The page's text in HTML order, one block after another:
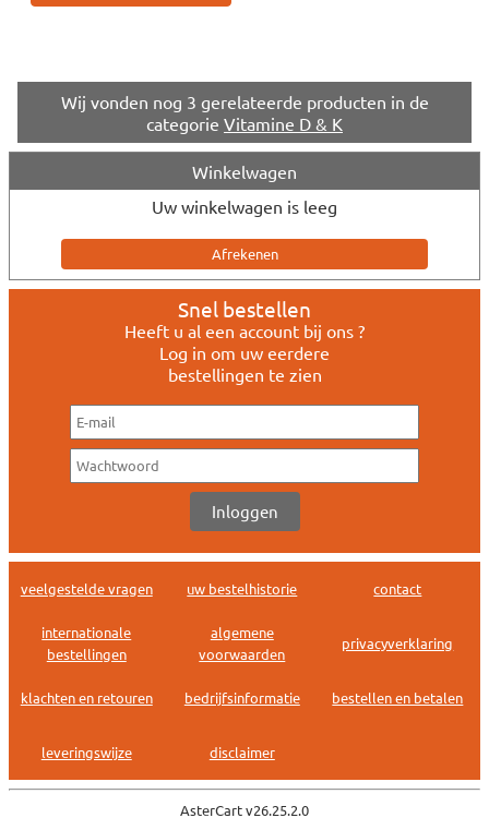
Wij vonden nog 3 gerelateerde producten in de
categorie Vitamine D & K
Winkelwagen
Uw winkelwagen is leeg
Snel bestellen
Heeft u al een account bij ons ?
Log in om uw eerdere
bestellingen te zien
veelgestelde vragen uw bestelhistorie contact
internationale
bestellingen
algemene
voorwaarden
privacyverklaring
klachten en retouren bedrijfsinformatie bestellen en betalen
leveringswijze disclaimer
AsterCart v26.25.2.0